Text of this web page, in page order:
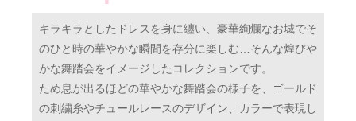
キラキラとしたドレスを身に纏い、豪華絢爛なお城でそ
のひと時の華やかな瞬間を存分に楽しむ…そんな煌びや
かな舞踏会をイメージしたコレクションです。
ため息が出るほどの華やかな舞踏会の様子を、ゴールド
の刺繍糸やチュールレースのデザイン、カラーで表現し